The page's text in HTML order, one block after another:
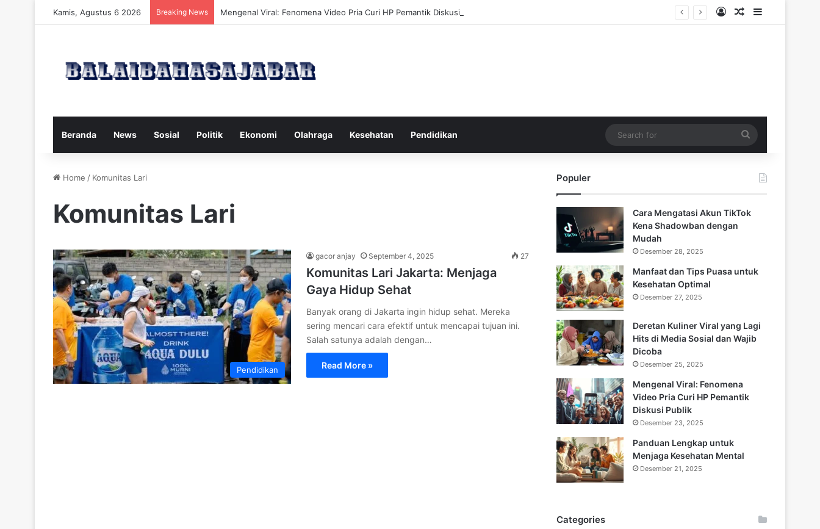
Kamis, Agustus 6 2026 Breaking News Mengenal Viral: Fenomena Video Pria Curi HP Pemantik Diskusi Publik Log InRandom Article
Sidebar
Beranda News Sosial Politik Ekonomi Olahraga Kesehatan Pendidikan
for
Home / Komunitas Lari
Komunitas Lari
Pendidikan
gacor anjay September 4, 2025 27
Komunitas Lari Jakarta: Menjaga
Gaya Hidup Sehat
Banyak orang di Jakarta ingin hidup sehat. Mereka
sering mencari cara efektif untuk mencapai tujuan ini.
Salah satunya adalah dengan…
Read More »
Populer
Cara Mengatasi Akun TikTok
Kena Shadowban dengan
Mudah
Desember 28, 2025
Manfaat dan Tips Puasa untuk
Kesehatan Optimal
Desember 27, 2025
Deretan Kuliner Viral yang Lagi
Hits di Media Sosial dan Wajib
Dicoba
Desember 25, 2025
Mengenal Viral: Fenomena
Video Pria Curi HP Pemantik
Diskusi Publik
Desember 23, 2025
Panduan Lengkap untuk
Menjaga Kesehatan Mental
Desember 21, 2025
Categories